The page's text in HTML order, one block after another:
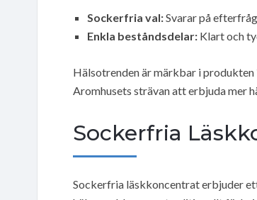
Sockerfria val:Svarar på
Enkla beståndsdelar: Klart och
Hälsotrenden är märkbar i
Aromhusets strävan att erbjuda mer
Sockerfria
Sockerfria läskkoncentrat erbjuder